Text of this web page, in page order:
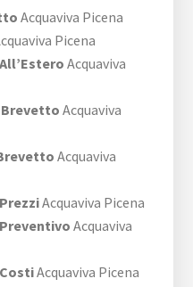
Acquaviva Picena
Picena
Acquaviva
Brevetto Acquaviva
Acquaviva
Acquaviva Picena
Acquaviva
Acquaviva Picena